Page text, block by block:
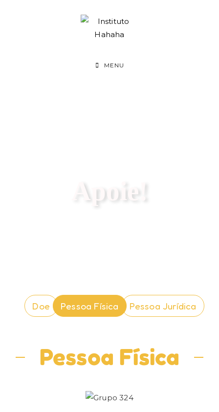
MENU
Apoie!
Doe Pessoa Física Pessoa Jurídica
Pessoa Física